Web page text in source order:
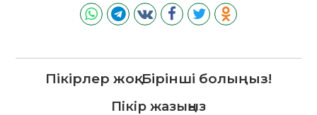
Пікірлер жоқ. Бірінші болыңыз!
Пікір жазыңыз